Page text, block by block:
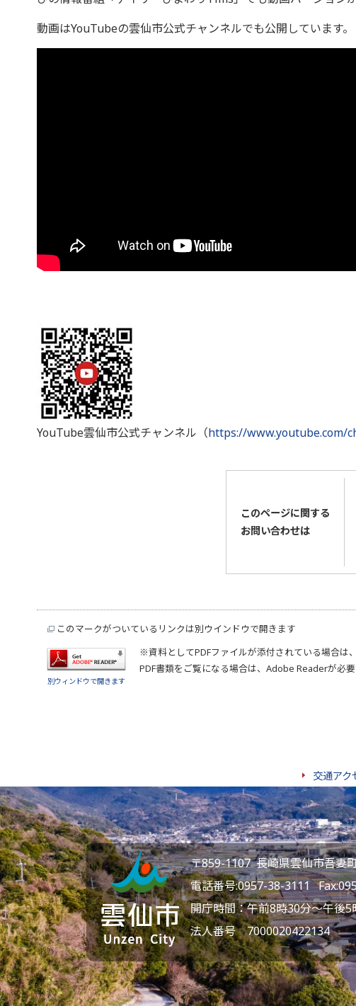
動画はYouTubeの雲仙市公式チャンネルでも公開しています。
YouTube雲仙市公式チャンネル（https://www.youtube.com/
このページに関する
お問い合わせは
このマークがついているリンクは別ウインドウで開きます
別ウィンドウで開きます
※資料としてPDFファイルが添付されている場合は、
PDF書類をご覧になる場合は、 Adobe Readerが必
交通アク
〒859-1107 長崎県雲仙市吾妻
電話番号:0957-38-3111
開庁時間：午前8時30分～午後
法人番号 7000020422134